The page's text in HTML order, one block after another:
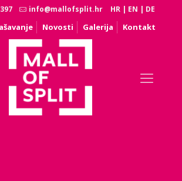
info@mallofsplit.hr HR | EN | DE
Novosti Galerija Kontakt